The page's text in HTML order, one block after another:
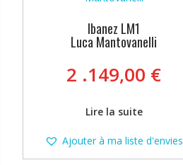
€.
Ibanez LM1
Luca Mantovanelli
2 .149,00 €
Lire la suite
Ajouter à ma liste d'envies